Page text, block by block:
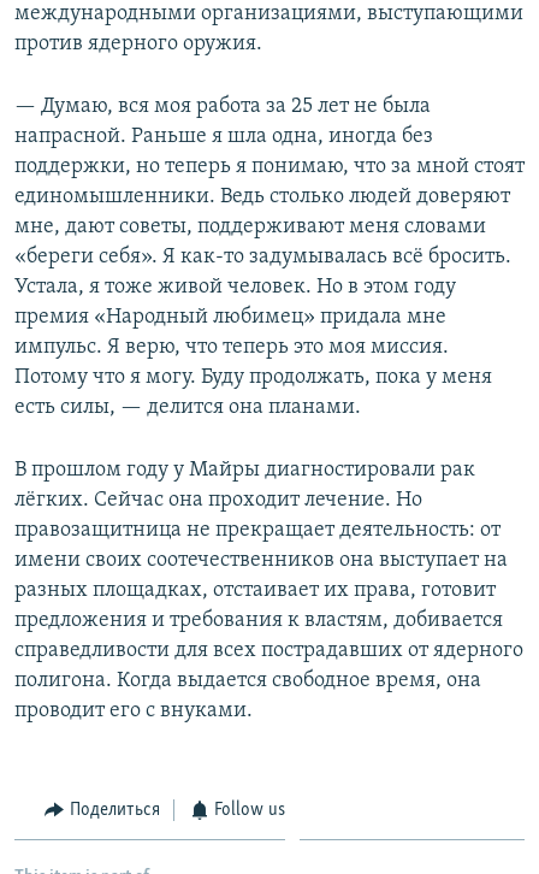
международными организациями, выступающими
против ядерного оружия.
— Думаю, вся моя работа за 25 лет не была
напрасной. Раньше я шла одна, иногда без
поддержки, но теперь я понимаю, что за мной стоят
единомышленники. Ведь столько людей доверяют
мне, дают советы, поддерживают меня словами
«береги себя». Я как-то задумывалась всё бросить.
Устала, я тоже живой человек. Но в этом году
премия «Народный любимец» придала мне
импульс. Я верю, что теперь это моя миссия.
Потому что я могу. Буду продолжать, пока у меня
есть силы, — делится она планами.
В прошлом году у Майры диагностировали рак
лёгких. Сейчас она проходит лечение. Но
правозащитница не прекращает деятельность: от
имени своих соотечественников она выступает на
разных площадках, отстаивает их права, готовит
предложения и требования к властям, добивается
справедливости для всех пострадавших от ядерного
полигона. Когда выдается свободное время, она
проводит его с внуками.
Поделиться Follow us